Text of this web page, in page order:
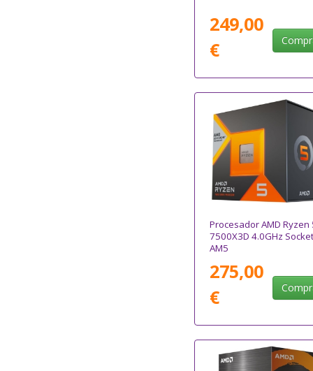
249,00
€
Procesador AMD Ryzen
7500X3D 4.0GHz Socket
AM5
275,00
€